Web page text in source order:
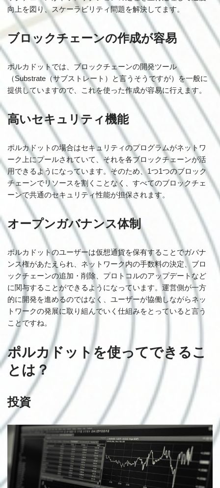
向上を図り、スケーラビリティ問題を解決してます。
ブロックチェーンの作成が容易
ポルカドットでは、ブロックチェーンの開発ツール
（Substrate（サブストレート）と言うそうですが）を一般に
提供していますので、これを使った作成が容易に行えます。
高いセキュリティ機能
ポルカドットの場合はセキュリティのプログラムがネットワ
ーク上にプールされていて、それを各ブロックチェーンが活
用できるようになっています。そのため、1つ1つのブロック
チェーンでリソースを割くことなく、すべてのブロックチェ
ーンで共通のセキュリティ性能が担保されます。
オープンガバナンス体制
ポルカドットのユーザーは仮想通貨を保有することでガバナ
ンス権があたえられ、ネットワーク内の手数料の決定、ブロ
ックチェーンの追加・削除、プロトコルのアップデートなど
に関与することができるようになっています。運営側が一方
的に開発を進めるのではなく、ユーザーが協働しながらネッ
トワークの発展に取り組んでいく仕組みをとっていると言う
ことですね。
ポルカドットを使ってできるこ
とは？
投資